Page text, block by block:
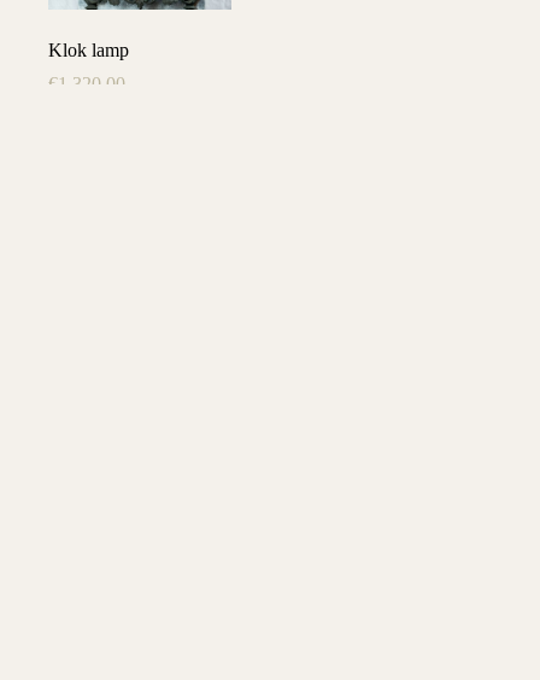
Klok lamp
€1.320,00